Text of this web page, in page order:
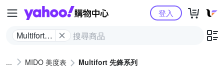
Yahoo購物中心
Multifort
登入
MIDO 美度表 Multifort 先鋒系列